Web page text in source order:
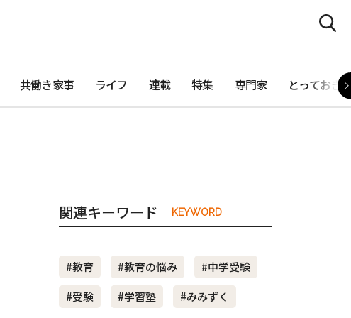
共働き家事 ライフ 連載 特集 専門家 とっておき
関連キーワード KEYWORD
#教育 #教育の悩み
#中学受験
#受験
#学習塾 #みみずく